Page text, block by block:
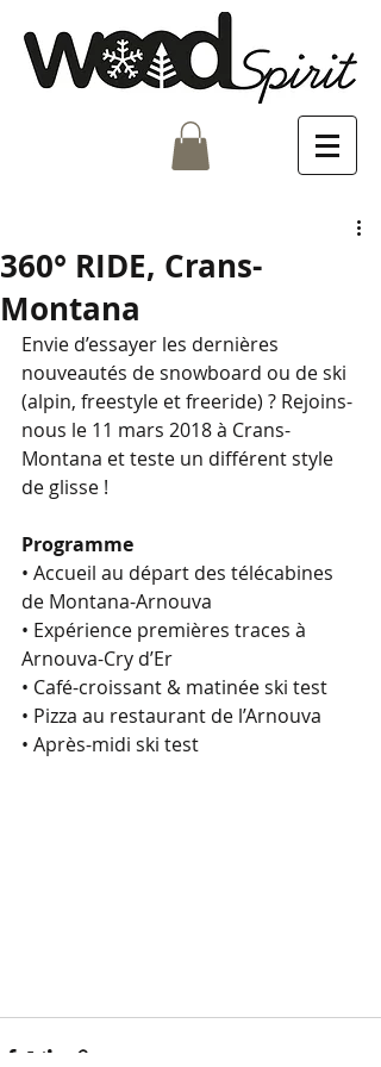
360° RIDE, Crans-
Montana
Envie d’essayer les dernières
nouveautés de snowboard ou de ski
(alpin, freestyle et freeride) ? Rejoins-
nous le 11 mars 2018 à Crans-
Montana et teste un différent style
de glisse !
Programme
• Accueil au départ des télécabines
de Montana-Arnouva
• Expérience premières traces à
Arnouva-Cry d’Er
• Café-croissant & matinée ski test
• Pizza au restaurant de l’Arnouva
• Après-midi ski test